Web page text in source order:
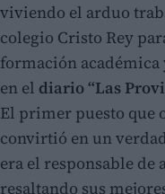
viviendo el arduo
colegio Cristo Rey
formación académica
en el diario “Las
El primer puesto que
convirtió en un
era el responsable
resaltando sus